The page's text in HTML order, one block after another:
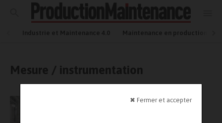
✖ Fermer et accepter
Industrie et Maintenance 4.0 Maintenance en production
Mesure / instrumentation
Analyse vibratoire en mer